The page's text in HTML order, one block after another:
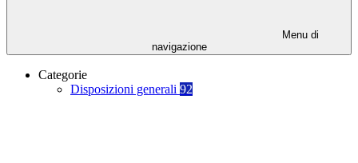
Menu di
navigazione
Categorie
Disposizioni generali 92